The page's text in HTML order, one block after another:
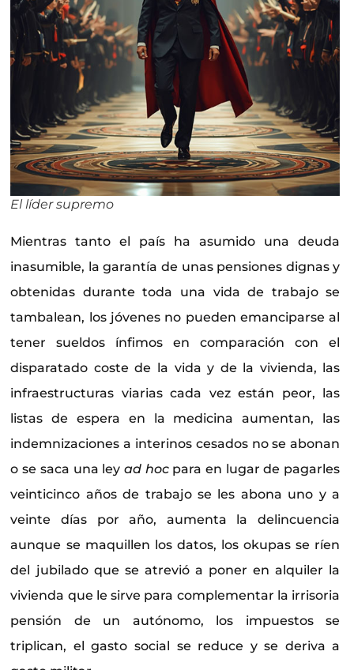
El líder supremo
Mientras tanto el país ha asumido una deuda
inasumible, la garantía de unas pensiones dignas y
obtenidas durante toda una vida de trabajo se
tambalean, los jóvenes no pueden emanciparse al
tener sueldos ínfimos en comparación con el
disparatado coste de la vida y de la vivienda, las
infraestructuras viarias cada vez están peor, las
listas de espera en la medicina aumentan, las
indemnizaciones a interinos cesados no se abonan
o se saca una ley ad hocpara en lugar de pagarles
veinticinco años de trabajo se les abona uno y a
veinte días por año, aumenta la delincuencia
aunque se maquillen los datos, los okupas se ríen
del jubilado que se atrevió a poner en alquiler la
vivienda que le sirve para complementar la irrisoria
pensión de un autónomo, los impuestos se
triplican, el gasto social se reduce y se deriva a